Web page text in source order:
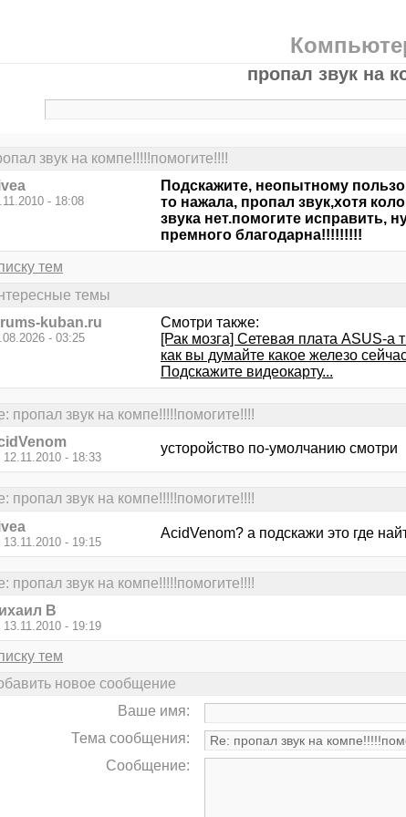
пропал звук на
звук на компе!!!!!помогите!!!!
- 18:08
Подскажите, неопытному
то нажала, пропал звук,хотя
звука нет.помогите исправить,
премного благодарна!!!!!!!!!
тем
темы
kuban.ru
- 03:25
Смотри также:
[Рак мозга] Сетевая плата ASUS-а
как вы думайте какое железо
Подскажите видеокарту...
пропал звук на компе!!!!!помогите!!!!
12.11.2010 - 18:33
усторойство по-умолчанию смотри
пропал звук на компе!!!!!помогите!!!!
13.11.2010 - 19:15
AcidVenom? а подскажи это где
пропал звук на компе!!!!!помогите!!!!
В
13.11.2010 - 19:19
тем
новое сообщение
Ваше имя:
Тема сообщения:
Сообщение: